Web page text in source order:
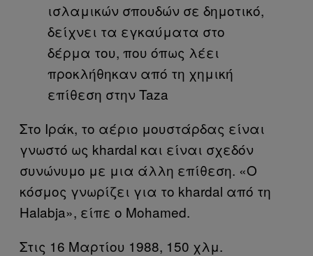
ισλαμικών σπουδών σε δημοτικό,
δείχνει τα εγκαύματα στο
δέρμα του, που όπως λέει
προκλήθηκαν από τη χημική
επίθεση στην Taza
Στο Ιράκ, το αέριο μουστάρδας είναι
γνωστό ως khardal και είναι σχεδόν
συνώνυμο με μια άλλη επίθεση. «Ο
κόσμος γνωρίζει για το khardal από τη
Halabja», είπε ο Mohamed.
Στις 16 Μαρτίου 1988, 150 χλμ.